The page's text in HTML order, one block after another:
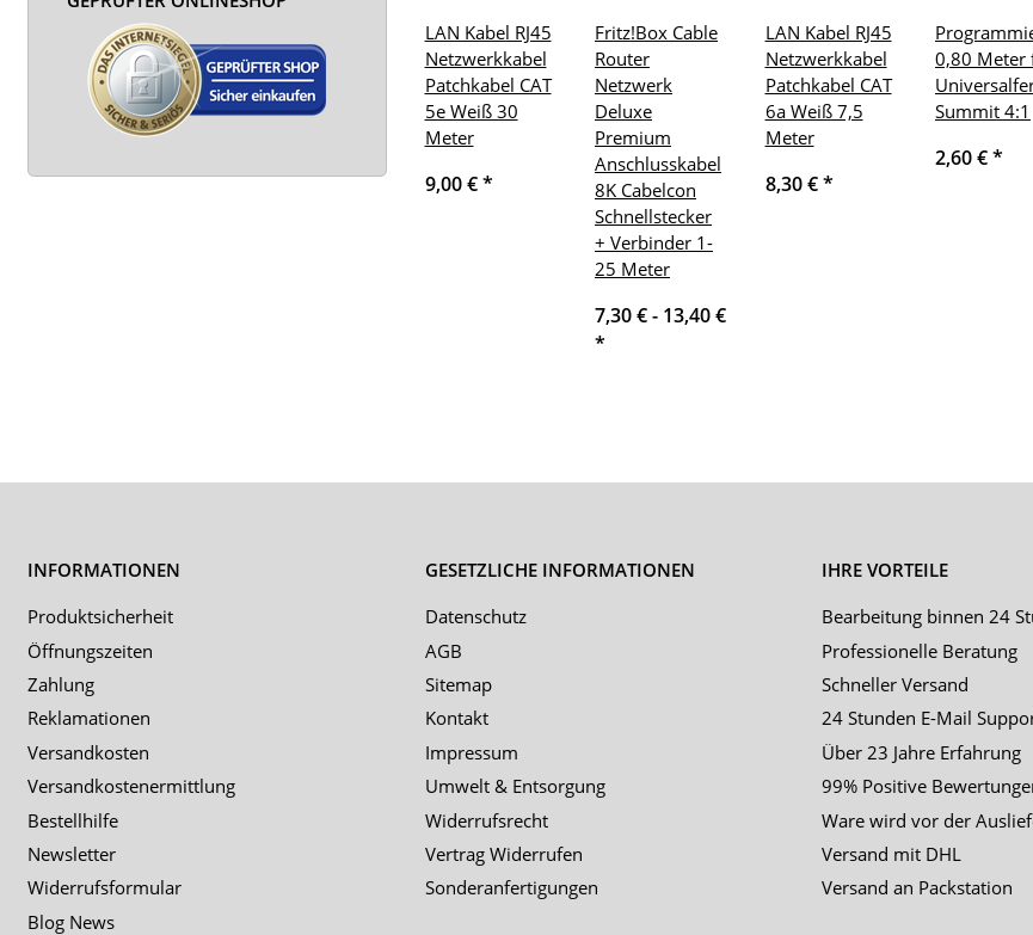
LAN Kabel RJ45
Netzwerkkabel
Patchkabel CAT
5e Weiß 30
Meter
9,00 €*
Fritz!Box Cable
Router
Netzwerk
Deluxe
Premium
Anschlusskabel
8K Cabelcon
Schnellstecker
+ Verbinder 1-
25 Meter
7,30 € - 13,40 €
*
LAN Kabel RJ45
Netzwerkkabel
Patchkabel CAT
6a Weiß 7,5
Meter
8,30 €*
0,80 Meter
Summit 4:1
2,60 €*
INFORMATIONEN
Produktsicherheit
Öffnungszeiten
Zahlung
Reklamationen
Versandkosten
Versandkostenermittlung
Bestellhilfe
Newsletter
Widerrufsformular
Blog News
GESETZLICHE INFORMATIONEN
Datenschutz
AGB
Sitemap
Kontakt
Impressum
Umwelt & Entsorgung
Widerrufsrecht
Vertrag Widerrufen
Sonderanfertigungen
IHRE VORTEILE
Bearbeitung binnen 24
Professionelle Beratung
Schneller Versand
24 Stunden E-Mail
Über 23 Jahre Erfahrung
99% Positive
Ware wird vor der
Versand mit DHL
Versand an Packstation